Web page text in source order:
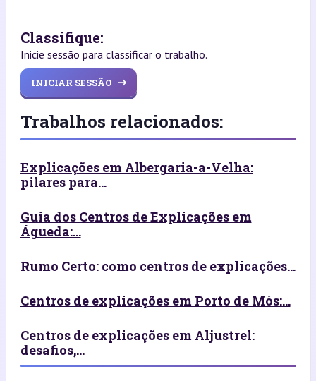
Classifique:
Inicie sessão para classificar o trabalho.
INICIAR SESSÃO
Trabalhos relacionados:
Explicações em Albergaria-a-Velha:
pilares para...
Guia dos Centros de Explicações em
Águeda:...
Rumo Certo: como centros de explicações...
Centros de explicações em Porto de Mós:...
Centros de explicações em Aljustrel:
desafios,...